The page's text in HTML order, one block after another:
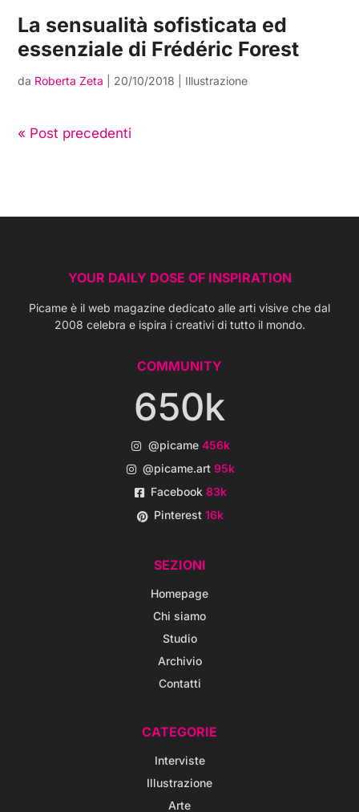
La sensualità sofisticata ed
essenziale di Frédéric Forest
da Roberta Zeta 20/10/2018 Illustrazione
« Post precedenti
YOUR DAILY DOSE OF INSPIRATION
Picame è il web magazine dedicato alle arti visive che dal
2008 celebra e ispira i creativi di tutto il mondo.
COMMUNITY
650k
@picame 456k
@picame.art95k
Facebook83k
Pinterest16k
SEZIONI
Homepage
Chi siamo
Studio
Archivio
Contatti
CATEGORIE
Interviste
Illustrazione
Arte